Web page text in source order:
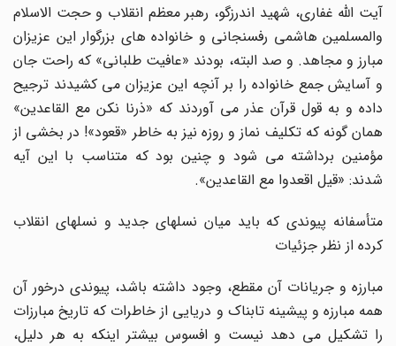
آیت اللّه غفاری، شهید اندرزگو، رهبر معظم انقلاب و حجت الاسلام
والمسلمین هاشمی رفسنجانی و خانواده های بزرگوار این عزیزان
مبارز و مجاهد. و صد البته، بودند «عافیت طلبانی» که راحت جان
و آسایش جمع خانواده را بر آنچه این عزیزان می کشیدند ترجیح
داده و به قول قرآن عذر می آوردند که «ذرنا نکن مع القاعدین»
همان گونه که تکلیف نماز و روزه نیز به خاطر «قعود»! در بخشی از
مؤمنین برداشته می شود و چنین بود که متناسب با این آیه
شدند: «قیل اقعدوا مع القاعدین».
متأسفانه پیوندی که باید میان نسلهای جدید و نسلهای انقلاب
کرده از نظر جزئیات
مبارزه و جریانات آن مقطع، وجود داشته باشد، پیوندی درخور آن
همه مبارزه و پیشینه تابناک و دریایی از خاطرات که تاریخ مبارزات
را تشکیل می دهد نیست و افسوس بیشتر اینکه به هر دلیل،